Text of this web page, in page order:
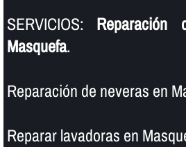
SERVICIOS: Reparación
Masquefa.
Reparación de neveras en
Reparar lavadoras en